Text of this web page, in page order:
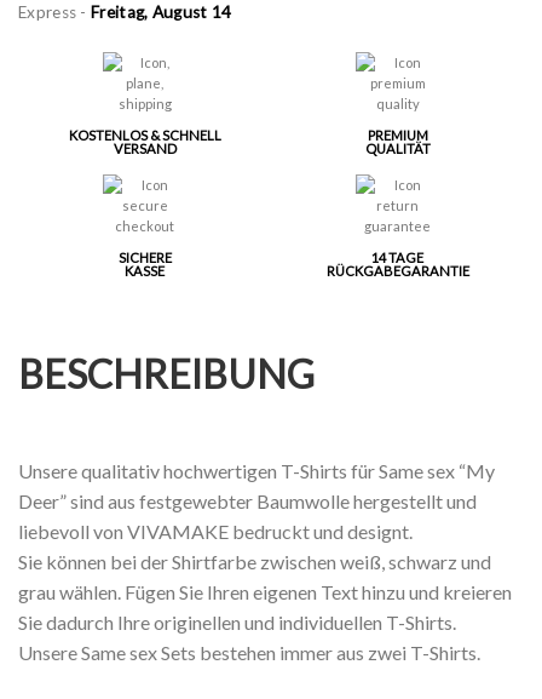
Express - Freitag, August 14
KOSTENLOS & SCHNELL
VERSAND
PREMIUM
QUALITÄT
SICHERE
KASSE
14 TAGE
RÜCKGABEGARANTIE
BESCHREIBUNG
Unsere qualitativ hochwertigen T-Shirts für Same sex “My
Deer” sind aus festgewebter Baumwolle hergestellt und
liebevoll von VIVAMAKE bedruckt und designt.
Sie können bei der Shirtfarbe zwischen weiß, schwarz und
grau wählen. Fügen Sie Ihren eigenen Text hinzu und kreieren
Sie dadurch Ihre originellen und individuellen T-Shirts.
Unsere Same sex Sets bestehen immer aus zwei T-Shirts.